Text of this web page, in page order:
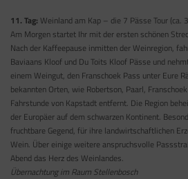
11. Tag: Weinland am Kap – die 7 Pässe Tour (ca.
Am Morgen startet Ihr mit der ersten schönen
Nach der Kaffeepause inmitten der Weinregion,
Baviaans Kloof und Du Toits Kloof Pässe und
einem Weingut, den Franschoek Pass unter Eure
bekannten Orten, wie Robertson, Paarl,
Fahrstunde von Kapstadt entfernt. Die Region
der Europäer auf dem schwarzen Kontinent.
fruchtbare Gegend, für ihre landwirtschaftlichen
Wein. Über einige weitere anspruchsvolle
Abend das Herz des Weinlandes.
Übernachtung im Raum Stellenbosch